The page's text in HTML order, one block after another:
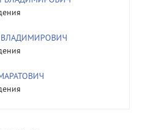
ВЛАДИМИРОВИЧ